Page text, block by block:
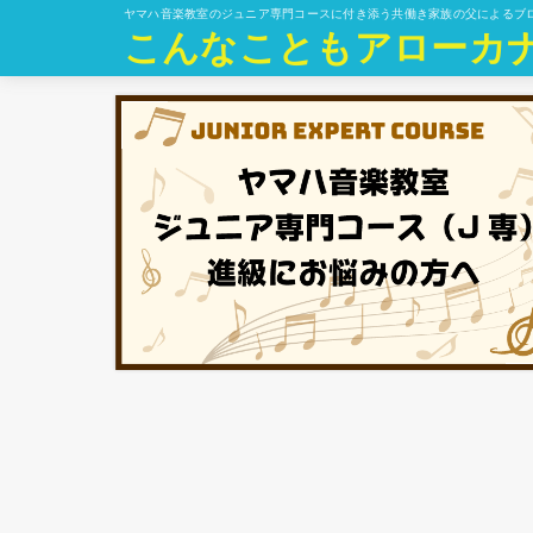
ヤマハ音楽教室のジュニア専門コースに付き添う共働き家族の父によるブ
こんなこともアローカ